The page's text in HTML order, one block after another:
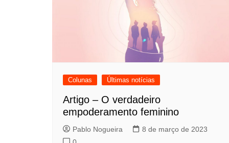
Colunas Últimas notícias
Artigo – O verdadeiro
empoderamento feminino
Pablo Nogueira
8 de março de 2023